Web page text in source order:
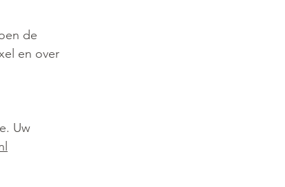
de
en over
Uw